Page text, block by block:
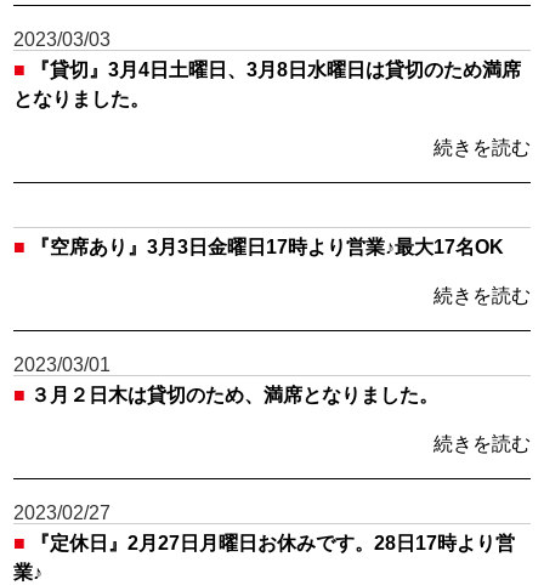
2023/03/03
■
『貸切』3月4日土曜日、3月8日水曜日は貸切のため満席
となりました。
続きを読む
■ 『空席あり』3月3日金曜日17時より営業♪最大17名OK
続きを読む
2023/03/01
■ ３月２日木は貸切のため、満席となりました。
続きを読む
2023/02/27
■
『定休日』2月27日月曜日お休みです。28日17時より営
業♪